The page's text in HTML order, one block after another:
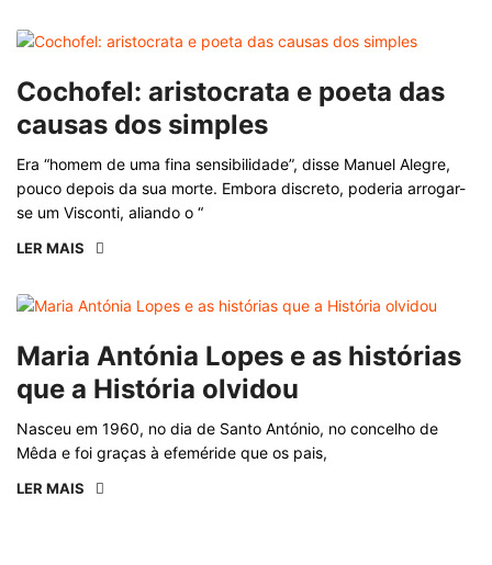
Cochofel: aristocrata e poeta das
causas dos simples
Era “homem de uma fina sensibilidade”, disse Manuel Alegre,
pouco depois da sua morte. Embora discreto, poderia arrogar-
se um Visconti, aliando o “
LER MAIS
Maria Antónia Lopes e as histórias
que a História olvidou
Nasceu em 1960, no dia de Santo António, no concelho de
Mêda e foi graças à efeméride que os pais,
LER MAIS